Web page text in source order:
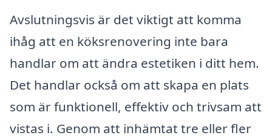
Avslutningsvis är det viktigt att komma
ihåg att en köksrenovering inte bara
handlar om att ändra estetiken i ditt hem.
Det handlar också om att skapa en plats
som är funktionell, effektiv och trivsam att
vistas i. Genom att inhämtat tre eller fler